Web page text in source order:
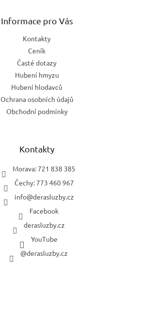
Informace pro Vás
Kontakty
Ceník
Časté dotazy
Hubení hmyzu
Hubení hlodavců
Ochrana osobních údajů
Obchodní podmínky
Kontakty
Morava: 721 838 385
Čechy: 773 460 967
info@derasluzby.cz
Facebook
derasluzby.cz
YouTube
@derasluzby.cz